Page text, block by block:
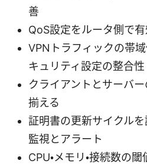
善
QoS設定をルータ側で
VPNトラフィックの帯
キュリティ設定の整合性
クライアントとサーバ
揃える
証明書の更新サイクル
監視とアラート
CPU・メモリ・接続数の